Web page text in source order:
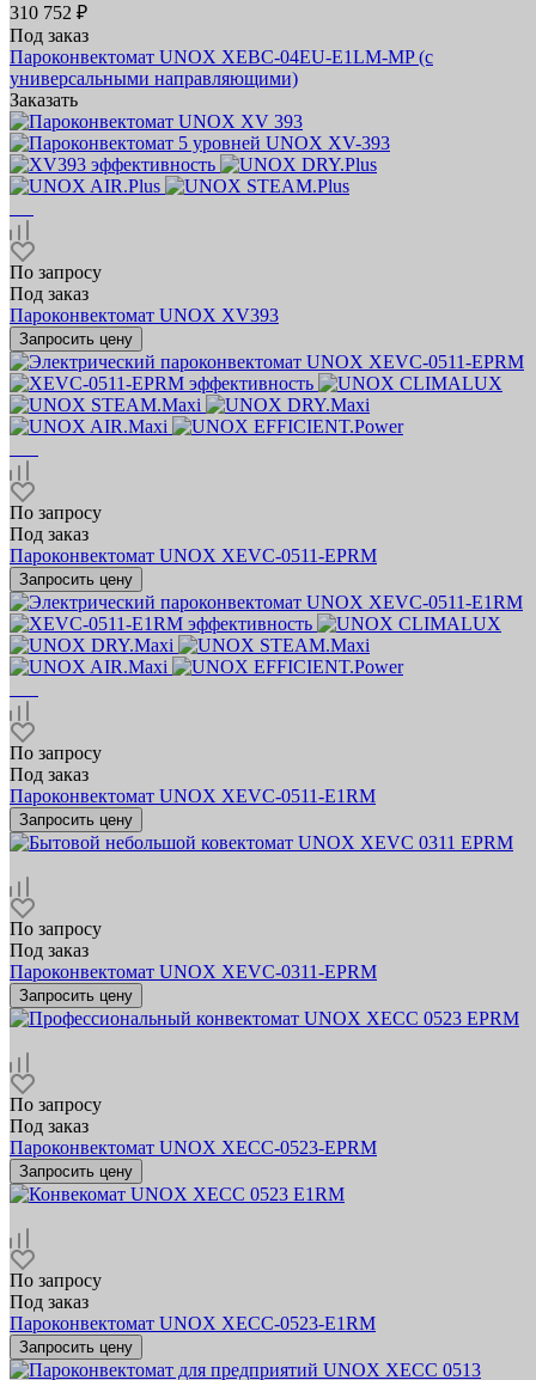
310 752 ₽
Под заказ
Пароконвектомат UNOX XEBC-04EU-E1LM-MP (с
универсальными направляющими)
Заказать
По запросу
Под заказ
Пароконвектомат UNOX XV393
Запросить цену
По запросу
Под заказ
Пароконвектомат UNOX XEVC-0511-EPRM
Запросить цену
По запросу
Под заказ
Пароконвектомат UNOX XEVC-0511-E1RM
Запросить цену
По запросу
Под заказ
Пароконвектомат UNOX XEVC-0311-EPRM
Запросить цену
По запросу
Под заказ
Пароконвектомат UNOX XECC-0523-EPRM
Запросить цену
По запросу
Под заказ
Пароконвектомат UNOX XECC-0523-E1RM
Запросить цену